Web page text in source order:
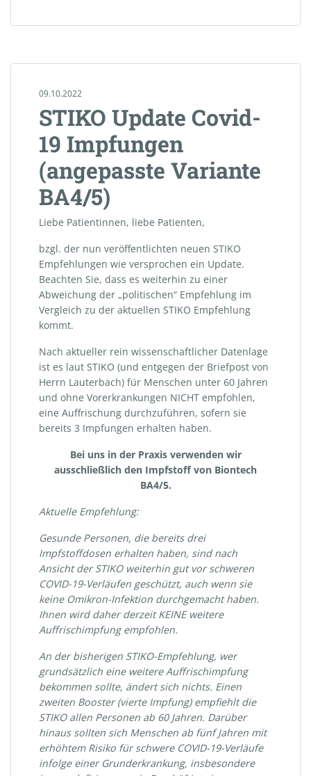
Protesttag
09.10.2022
STIKO Update Covid-
19 Impfungen
(angepasste Variante
BA4/5)
Liebe Patientinnen, liebe Patienten,
bzgl. der nun veröffentlichten neuen STIKO
Empfehlungen wie versprochen ein Update.
Beachten Sie, dass es weiterhin zu einer
Abweichung der „politischen“ Empfehlung im
Vergleich zu der aktuellen STIKO Empfehlung
kommt.
Nach aktueller rein wissenschaftlicher Datenlage
ist es laut STIKO (und entgegen der Briefpost von
Herrn Lauterbach) für Menschen unter 60 Jahren
und ohne Vorerkrankungen NICHT empfohlen,
eine Auffrischung durchzuführen, sofern sie
bereits 3 Impfungen erhalten haben.
Bei uns in der Praxis verwenden wir
ausschließlich den Impfstoff von Biontech
BA4/5.
Aktuelle Empfehlung:
Gesunde Personen, die bereits drei
Impfstoffdosen erhalten haben, sind nach
Ansicht der STIKO weiterhin gut vor schweren
COVID-19-Verläufen geschützt, auch wenn sie
keine Omikron-Infektion durchgemacht haben.
Ihnen wird daher derzeit KEINE weitere
Auffrischimpfung empfohlen.
An der bisherigen STIKO-Empfehlung, wer
grundsätzlich eine weitere Auffrischimpfung
bekommen sollte, ändert sich nichts. Einen
zweiten Booster (vierte Impfung) empfiehlt die
STIKO allen Personen ab 60 Jahren. Darüber
hinaus sollten sich Menschen ab fünf Jahren mit
erhöhtem Risiko für schwere COVID-19-Verläufe
infolge einer Grunderkrankung, insbesondere